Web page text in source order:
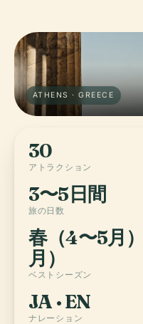
ATHENS · GREECE
30
アトラクション
3〜5日間
旅の日数
春（4〜5月
月）
ベストシーズン
JA · EN
ナレーション